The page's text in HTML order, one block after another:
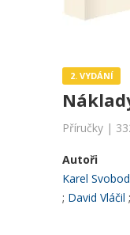
2. VYDÁNÍ
Příručky |
Autoři
Karel
David Vláčil